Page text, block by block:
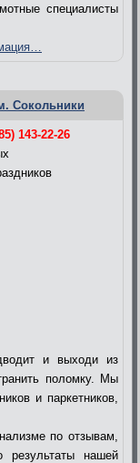
специалисты
Сокольники
143-22-26
и выходи из
поломку. Мы
и паркетников,
по отзывам,
результаты нашей